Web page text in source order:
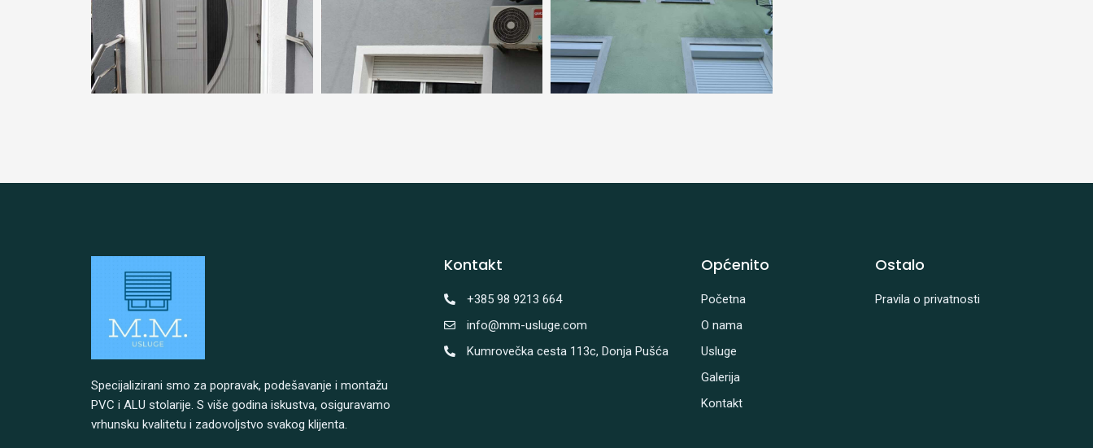
Specijalizirani smo za popravak, podešavanje i montažu
PVC i ALU stolarije. S više godina iskustva, osiguravamo
vrhunsku kvalitetu i zadovoljstvo svakog klijenta.
Kontakt
+385 98 9213 664
info@mm-usluge.com
Kumrovečka cesta 113c, Donja Pušća
Općenito
Početna
O nama
Usluge
Galerija
Kontakt
Ostalo
Pravila o privatnosti